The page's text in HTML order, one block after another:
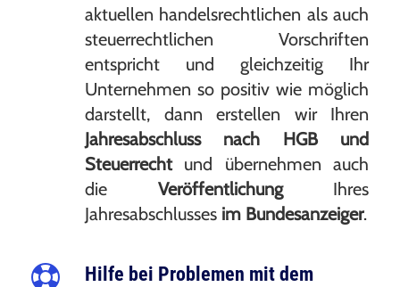
aktuellen handelsrechtlichen als auch
steuerrechtlichen Vorschriften
entspricht und gleichzeitig Ihr
Unternehmen so positiv wie möglich
darstellt, dann erstellen wir Ihren
Jahresabschluss nach HGB und
Steuerrechtund übernehmen auch
die VeröffentlichungIhres
Jahresabschlusses im Bundesanzeiger.
Hilfe bei Problemen mit dem